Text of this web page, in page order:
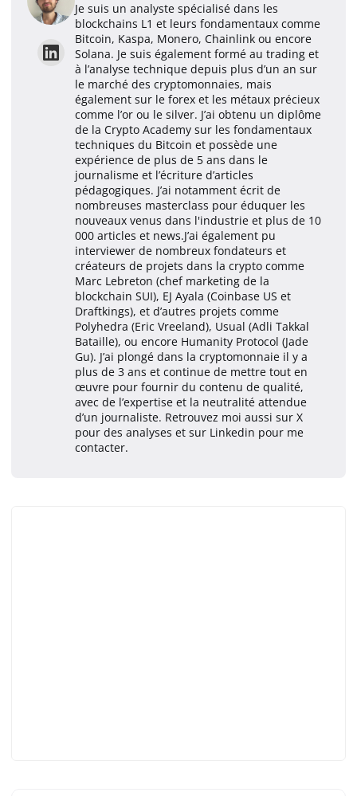
Je suis un analyste spécialisé dans les
blockchains L1 et leurs fondamentaux comme
Bitcoin, Kaspa, Monero, Chainlink ou encore
Solana. Je suis également formé au trading et
à l’analyse technique depuis plus d’un an sur
le marché des cryptomonnaies, mais
également sur le forex et les métaux précieux
comme l’or ou le silver. J’ai obtenu un diplôme
de la Crypto Academy sur les fondamentaux
techniques du Bitcoin et possède une
expérience de plus de 5 ans dans le
journalisme et l’écriture d’articles
pédagogiques. J’ai notamment écrit de
nombreuses masterclass pour éduquer les
nouveaux venus dans l'industrie et plus de 10
000 articles et news.J’ai également pu
interviewer de nombreux fondateurs et
créateurs de projets dans la crypto comme
Marc Lebreton (chef marketing de la
blockchain SUI), EJ Ayala (Coinbase US et
Draftkings), et d’autres projets comme
Polyhedra (Eric Vreeland), Usual (Adli Takkal
Bataille), ou encore Humanity Protocol (Jade
Gu). J’ai plongé dans la cryptomonnaie il y a
plus de 3 ans et continue de mettre tout en
œuvre pour fournir du contenu de qualité,
avec de l’expertise et la neutralité attendue
d’un journaliste. Retrouvez moi aussi sur X
pour des analyses et sur Linkedin pour me
contacter.